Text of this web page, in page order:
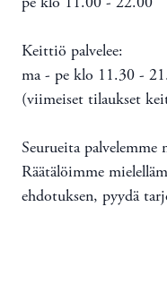
Keittiö palvelee:
ma - pe klo 11.30 -
(viimeiset tilaukset
Seurueita
Räätälöimme
ehdotuksen, pyydä